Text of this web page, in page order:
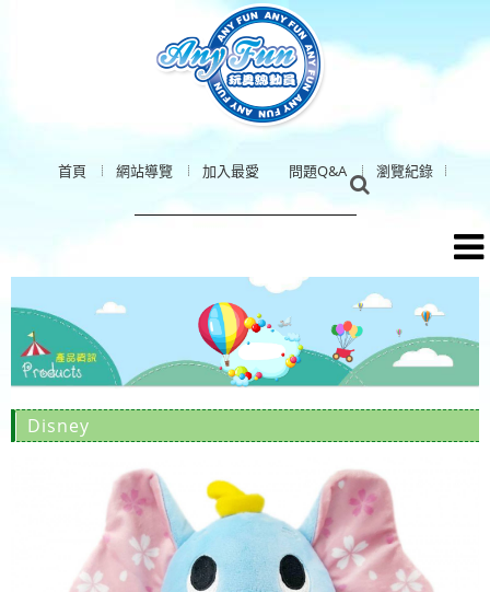
首頁 網站導覽 加入最愛 問題Q&A 瀏覽紀錄
Disney